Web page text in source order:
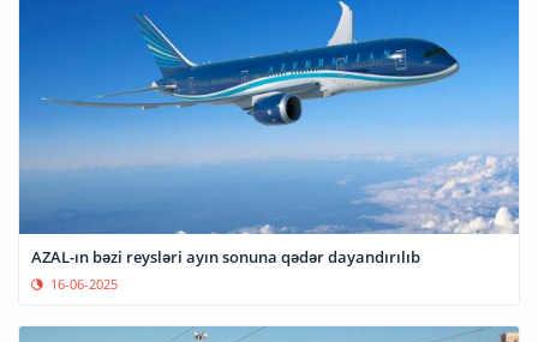
AZAL-ın bəzi reysləri ayın sonuna qədər dayandırılıb
16-06-2025